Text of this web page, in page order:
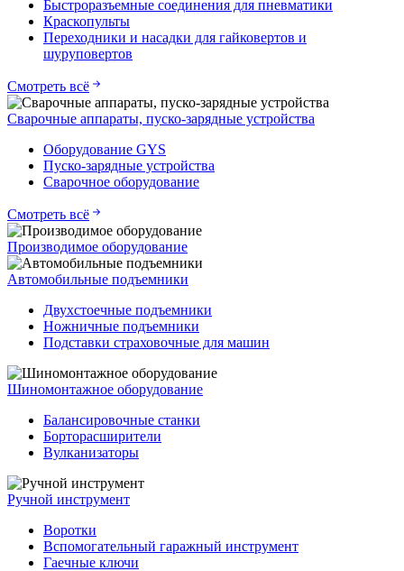
Быстроразъемные соединения для пневматики
Краскопульты
Переходники и насадки для гайковертов и
шуруповертов
Смотреть всё
Сварочные аппараты, пуско-зарядные устройства
Оборудование GYS
Пуско-зарядные устройства
Сварочное оборудование
Смотреть всё
Производимое оборудование
Автомобильные подъемники
Двухстоечные подъемники
Ножничные подъемники
Подставки страховочные для машин
Шиномонтажное оборудование
Балансировочные станки
Борторасширители
Вулканизаторы
Ручной инструмент
Воротки
Вспомогательный гаражный инструмент
Гаечные ключи